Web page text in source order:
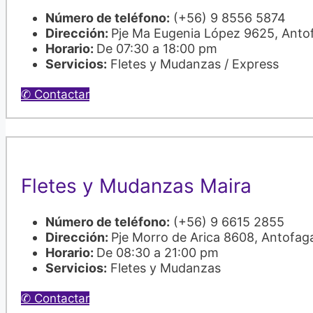
Número de teléfono: (+56) 9 8556 5874
Dirección: Pje Ma Eugenia López 9625,
Horario: De 07:30 a 18:00 pm
Servicios: Fletes y Mudanzas / Express
✆ Contactar
Fletes y Mudanzas Maira
Número de teléfono: (+56) 9 6615 2855
Dirección: Pje Morro de Arica 8608,
Horario: De 08:30 a 21:00 pm
Servicios: Fletes y Mudanzas
✆ Contactar